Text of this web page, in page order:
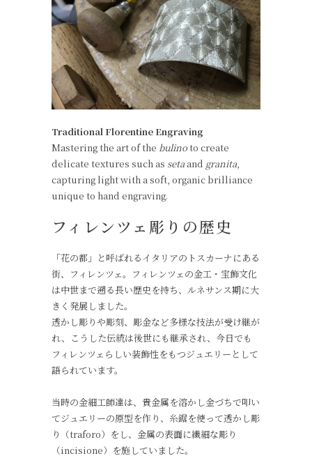
Traditional Florentine Engraving
Mastering the art of the bulinoto create
delicate textures such as seta and granita,
capturing light with a soft, organic brilliance
unique to hand engraving.
フィレンツェ彫りの歴史
「花の都」と呼ばれるイタリアのトスカーナにある
街、フィレンツェ。フィレンツェの金工・宝飾文化
は中世まで遡る長い歴史を持ち、ルネサンス期に大
きく発展しました。
透かし彫りや彫刻、彫金など多様な技法が受け継が
れ、こうした伝統は後世にも継承され、今日でも
フィレンツェらしい装飾性をもつジュエリーとして
語られています。
当時の金細工師達は、貴金属を溶かし金づちで叩い
てジュエリーの原型を作り、糸鋸を使って透かし彫
り（traforo）をし、金属の表面に繊細な彫り
（incisione）を施していました。